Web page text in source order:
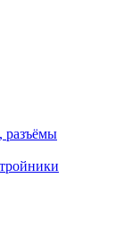
разъёмы